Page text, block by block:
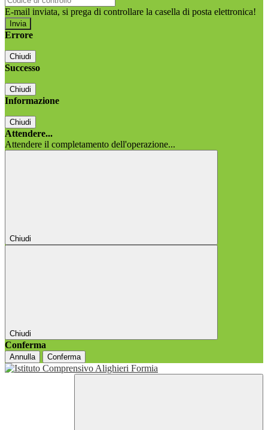
E-mail inviata, si prega di controllare la casella di posta elettronica!
Errore
Chiudi
Successo
Chiudi
Informazione
Chiudi
Attendere...
Attendere il completamento dell'operazione...
Chiudi
Chiudi
Conferma
Annulla Conferma